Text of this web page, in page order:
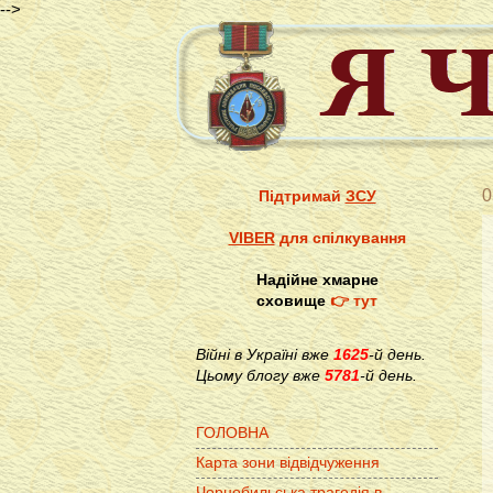
-->
ПідтримайЗСУ
VIBERдля спілкування
Надійне хмарне
сховище👉 тут
Війні в Україні вже1625-й день.
Цьому блогу вже 5781-й день.
ГОЛОВНА
Карта зони відвідчуження